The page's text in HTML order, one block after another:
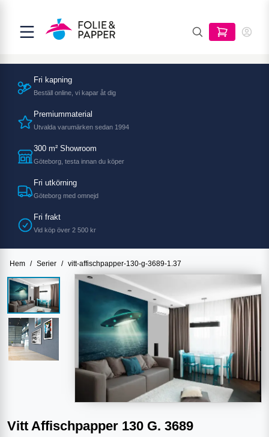
Fri kapning
Beställ online, vi kapar åt dig
Premiummaterial
Utvalda varumärken sedan 1994
300 m² Showroom
Göteborg, testa innan du köper
Fri utkörning
Göteborg med omnejd
Fri frakt
Vid köp över 2 500 kr
Hem / Serier / vitt-affischpapper-130-g-3689-1.37
Vitt Affischpapper 130 G. 3689